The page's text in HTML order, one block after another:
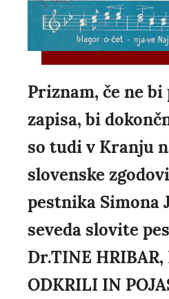
Priznam, če ne
zapisa, bi
so tudi v Kranju
slovenske
pestnika Simona
seveda slovite
Dr.TINE HRIBAR,
ODKRILI IN